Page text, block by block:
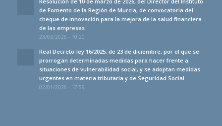
de Fomento de la Región de Murcia, de convocatoria del
cheque de innovación para la mejora de la salud financiera
de las empresas
23/03/2026 - 10:20
Real Decreto-ley 16/2025, de 23 de diciembre, por el que se
prorrogan determinadas medidas para hacer frente a
situaciones de vulnerabilidad social, y se adoptan medidas
urgentes en materia tributaria y de Seguridad Social
02/01/2026 - 17:59